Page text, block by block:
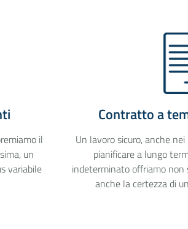
il
un
variabile
Contratto a
Un lavoro sicuro, anche
pianificare a lungo
indeterminato offriamo
anche la certezza di